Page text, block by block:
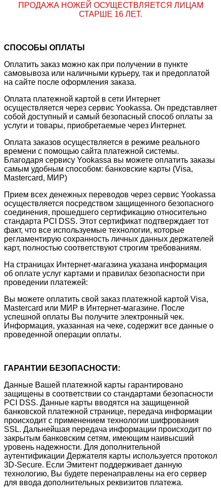
ПРОДАЖА НОЖЕЙ ОСУЩЕСТВЛЯЕТСЯ ЛИЦАМ
СТАРШЕ 16 ЛЕТ.
СПОСОБЫ ОПЛАТЫ
Оплатить заказ можно как при получении в пункте
самовывоза или наличными курьеру, так и предоплатой
на сайте после оформления заказа.
Оплата платежной картой в сети Интернет
осуществляется через сервис Yookassa. Он представляет
собой доступный и самый безопасный способ оплаты за
услуги и товары, приобретаемые через Интернет.
Оплата заказов осуществляется в режиме реального
времени с помощью сайта платежной системы.
Благодаря сервису Yookassa вы можете оплатить заказы
самым удобным способом: банковские карты (Visa,
Mastercard, МИР)
Прием всех денежных переводов через сервис Yookassa
осуществляется посредством защищенного безопасного
соединения, прошедшего сертификацию относительно
стандарта PCI DSS. Этот сертификат подтверждает тот
факт, что все используемые технологии, которые
регламентирую сохранность личных данных держателей
карт, полностью соответствуют строгим требованиям.
На страницах Интернет-магазина указана информация
об оплате услуг картами и правилах безопасности при
проведении платежей:
Вы можете оплатить свой заказ платежной картой Visa,
Mastercard или МИР в Интернет-магазине. После
успешной оплаты Вы получите электронный чек.
Информация, указанная на чеке, содержит все данные о
проведенной операции оплаты.
ГАРАНТИИ БЕЗОПАСНОСТИ:
Данные Вашей платежной карты гарантировано
защищены в соответствии со стандартами безопасности
PCI DSS. Данные карты вводятся на защищенной
банковской платежной странице, передача информации
происходит с применением технологии шифрования
SSL. Дальнейшая передача информации происходит по
закрытым банковским сетям, имеющим наивысший
уровень надежности. Для дополнительной
аутентификации Держателя карты используется протокол
3D-Secure. Если Эмитент поддерживает данную
технологию, Вы будете перенаправлены на его сервер
для ввода дополнительных реквизитов платежа.